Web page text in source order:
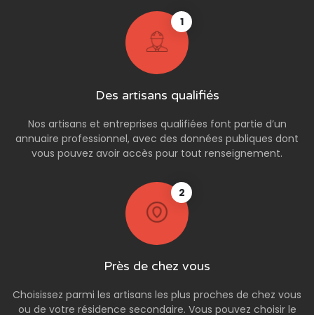
1
Des artisans qualifiés
Nos artisans et entreprises qualifiées font partie d’un
annuaire professionnel, avec des données publiques dont
vous pouvez avoir accès pour tout renseignement.
2
Près de chez vous
Choisissez parmi les artisans les plus proches de chez vous
ou de votre résidence secondaire. Vous pouvez choisir le